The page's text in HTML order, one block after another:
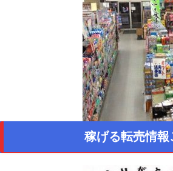
稼げる転売情